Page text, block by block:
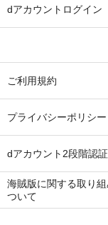
dアカウントログイン
ご利用規約
プライバシーポリシー
dアカウント2段階認
海賊版に関する取り組
ついて